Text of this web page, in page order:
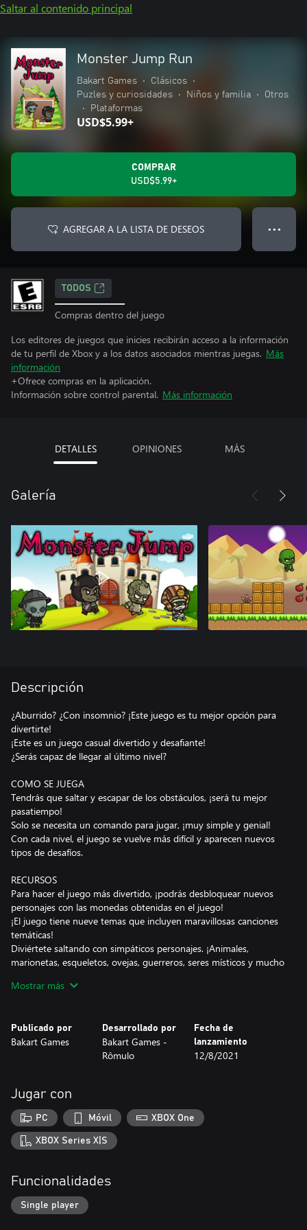
Saltar al contenido principal
Monster Jump Run
Bakart Games • Clásicos
•
Puzles y curiosidades
• Niños y familia •
Otros
•
Plataformas
USD$5.99+
COMPRAR
USD$5.99+
AGREGAR A LA LISTA DE DESEOS ● ● ●
TODOS
Compras dentro del juego
Los editores de juegos que inicies recibirán acceso a la información
de tu perfil de Xbox y a los datos asociados mientras juegas. Más
información
+Ofrece compras en la aplicación.
Información sobre control parental. Más información
DETALLES OPINIONES MÁS
Galería
Descripción
¿Aburrido? ¿Con insomnio? ¡Este juego es tu mejor opción para
divertirte!
¡Este es un juego casual divertido y desafiante!
¿Serás capaz de llegar al último nivel?
COMO SE JUEGA
Tendrás que saltar y escapar de los obstáculos, ¡será tu mejor
pasatiempo!
Solo se necesita un comando para jugar, ¡muy simple y genial!
Con cada nivel, el juego se vuelve más difícil y aparecen nuevos
tipos de desafíos.
RECURSOS
Para hacer el juego más divertido, ¡podrás desbloquear nuevos
personajes con las monedas obtenidas en el juego!
¡El juego tiene nueve temas que incluyen maravillosas canciones
temáticas!
Diviértete saltando con simpáticos personajes. ¡Animales,
marionetas, esqueletos, ovejas, guerreros, seres místicos y mucho
Variable según el juego descargado.
¡Disfruta el juego!
Mostrar más
Publicado por
Bakart Games
Desarrollado por
Bakart Games -
Rômulo
Fecha de
lanzamiento
12/8/2021
Jugar con
PC Móvil XBOX One
XBOX Series X|S
Funcionalidades
Single player